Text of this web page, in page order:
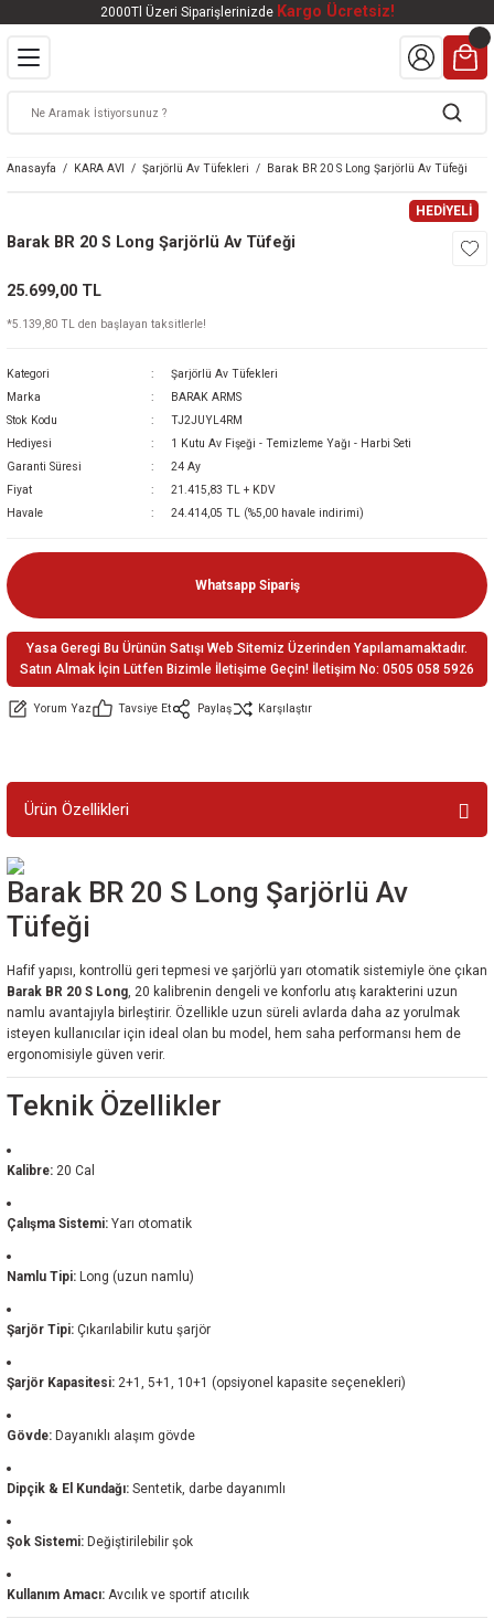
2000Tl Üzeri Siparişlerinizde Kargo Ücretsiz!
Geri Dön
Tüfekleri
Ürünleri
Geri Dön
Geri Dön
Geri Dön
Geri Dön
Anasayfa KARA AVI Şarjörlü Av Tüfekleri Barak BR 20 S Long Şarjörlü Av Tüfeği
HEDİYELİ
Barak BR 20 S Long Şarjörlü Av Tüfeği
25.699,00 TL
*5.139,80 TL den başlayan taksitlerle!
Kategori
Şarjörlü Av Tüfekleri
Marka
BARAK ARMS
Stok Kodu
TJ2JUYL4RM
Hediyesi
1 Kutu Av Fişeği - Temizleme Yağı - Harbi Seti
Garanti Süresi
24 Ay
Fiyat
21.415,83 TL + KDV
Havale
24.414,05 TL (%5,00 havale indirimi)
Whatsapp Sipariş
Yasa Geregi Bu Ürünün Satışı Web Sitemiz Üzerinden Yapılamamaktadır.
Satın Almak İçin Lütfen Bizimle İletişime Geçin! İletişim No: 0505 058 5926
Yorum Yaz Tavsiye Et Paylaş Karşılaştır
Ürün Özellikleri
Barak BR 20 S Long Şarjörlü Av
Tüfeği
Hafif yapısı, kontrollü geri tepmesi ve şarjörlü yarı otomatik sistemiyle öne çıkan
Barak BR 20 S Long, 20 kalibrenin dengeli ve konforlu atış karakterini uzun
namlu avantajıyla birleştirir. Özellikle uzun süreli avlarda daha az yorulmak
isteyen kullanıcılar için ideal olan bu model, hem saha performansı hem de
ergonomisiyle güven verir.
Teknik Özellikler
Kalibre: 20 Cal
Çalışma Sistemi: Yarı otomatik
Namlu Tipi: Long (uzun namlu)
Şarjör Tipi: Çıkarılabilir kutu şarjör
Şarjör Kapasitesi: 2+1, 5+1, 10+1 (opsiyonel kapasite seçenekleri)
Gövde: Dayanıklı alaşım gövde
Dipçik & El Kundağı: Sentetik, darbe dayanımlı
Şok Sistemi: Değiştirilebilir şok
Kullanım Amacı: Avcılık ve sportif atıcılık